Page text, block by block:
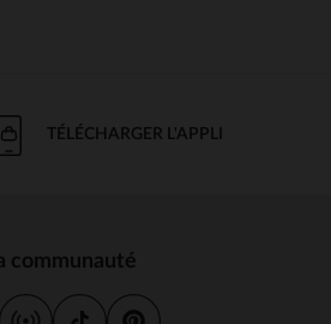
TÉLÉCHARGER L'APPLI
communauté